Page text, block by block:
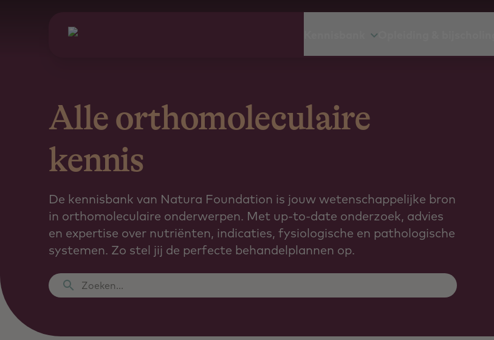
Alle orthomoleculaire
kennis
De kennisbank van Natura Foundation is jouw wetenschappelijke bron
in orthomoleculaire onderwerpen. Met up-to-date onderzoek, advies
en expertise over nutriënten, indicaties, fysiologische en pathologische
systemen. Zo stel jij de perfecte behandelplannen op.
Zoeken...